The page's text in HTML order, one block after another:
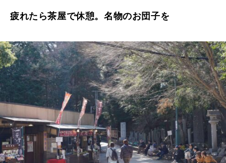
疲れたら茶屋で休憩。名物のお団子を